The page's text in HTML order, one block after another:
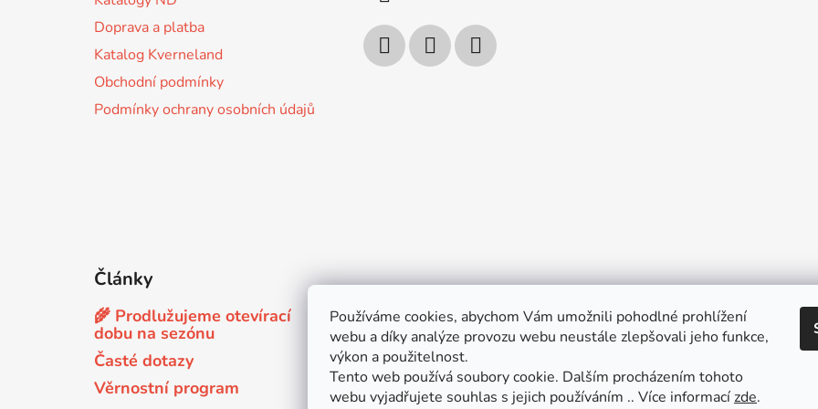
Používáme cookies, abychom Vám umožnili pohodlné prohlížení
webu a díky analýze provozu webu neustále zlepšovali jeho funkce,
výkon a použitelnost.
Tento web používá soubory cookie. Dalším procházením tohoto
webu vyjadřujete souhlas s jejich používáním .. Více informacízde.
Doprava a platba
Katalog Kverneland
Obchodní podmínky
Podmínky ochrany osobních údajů
Články
🌾 Prodlužujeme otevírací
dobu na sezónu
Časté dotazy
Věrnostní program